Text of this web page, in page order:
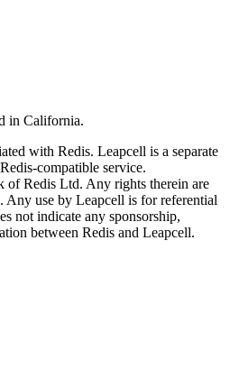
in California.
with Redis. Leapcell is a separate
compatible service.
of Redis Ltd. Any rights therein are
Any use by Leapcell is for referential
not indicate any sponsorship,
between Redis and Leapcell.